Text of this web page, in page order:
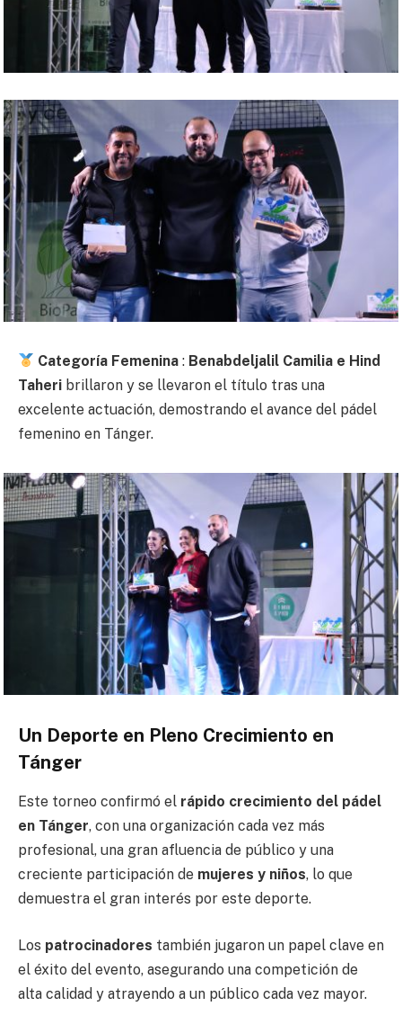
Categoría Femenina : Benabdeljalil Camilia e Hind
Taheri brillaron y se llevaron el título tras una
excelente actuación, demostrando el avance del pádel
femenino en Tánger.
Un Deporte en Pleno Crecimiento en
Tánger
Este torneo confirmó el rápido crecimiento del pádel
en Tánger, con una organización cada vez más
profesional, una gran afluencia de público y una
creciente participación de mujeres y niños, lo que
demuestra el gran interés por este deporte.
Los patrocinadores también jugaron un papel clave en
el éxito del evento, asegurando una competición de
alta calidad y atrayendo a un público cada vez mayor.